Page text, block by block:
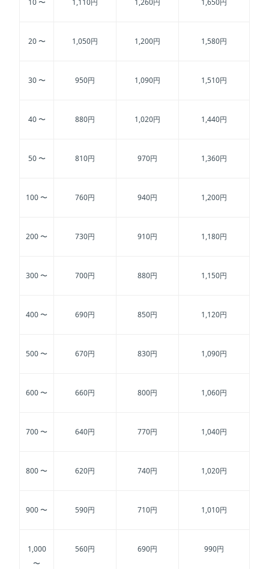
10 〜 1,110円 1,260円 1,650円
20 〜 1,050円 1,200円 1,580円
30 〜 950円 1,090円 1,510円
40 〜 880円 1,020円 1,440円
50 〜 810円 970円 1,360円
100 〜 760円 940円 1,200円
200 〜 730円 910円 1,180円
300 〜 700円 880円 1,150円
400 〜 690円 850円 1,120円
500 〜 670円 830円 1,090円
600 〜 660円 800円 1,060円
700 〜 640円 770円 1,040円
800 〜 620円 740円 1,020円
900 〜 590円 710円 1,010円
1,000
〜
560円 690円 990円